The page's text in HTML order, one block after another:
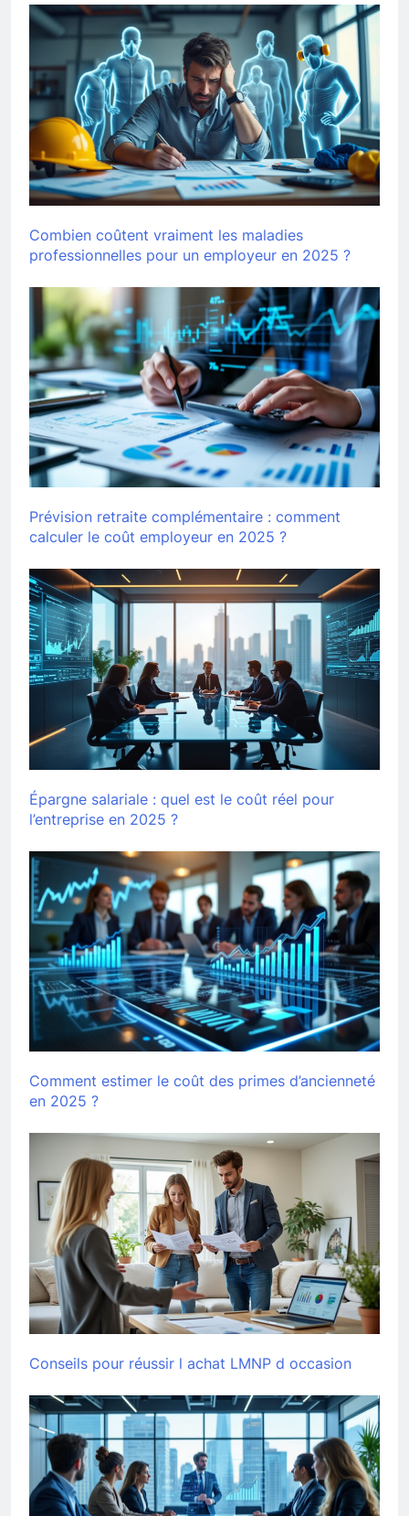
Combien coûtent vraiment les maladies
professionnelles pour un employeur en 2025 ?
Prévision retraite complémentaire : comment
calculer le coût employeur en 2025 ?
Épargne salariale : quel est le coût réel pour
l’entreprise en 2025 ?
Comment estimer le coût des primes d’ancienneté
en 2025 ?
Conseils pour réussir l achat LMNP d occasion